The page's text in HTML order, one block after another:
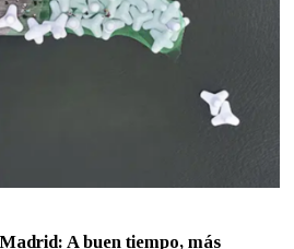
A buen tiempo, más